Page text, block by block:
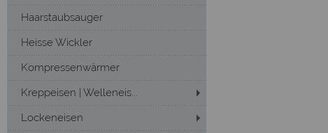
Haarstaubsauger
Heisse Wickler
Kompressenwärmer
Kreppeisen | Welleneis...
Lockeneisen